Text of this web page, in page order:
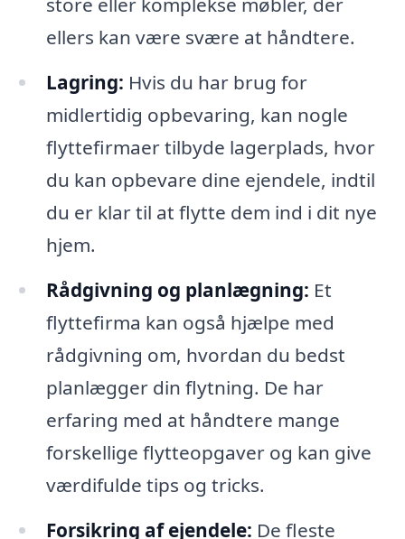
ellers kan være svære at håndtere.
Lagring: Hvis du har brug for
midlertidig opbevaring, kan nogle
flyttefirmaer tilbyde lagerplads, hvor
du kan opbevare dine ejendele, indtil
du er klar til at flytte dem ind i dit nye
hjem.
Rådgivning og planlægning: Et
flyttefirma kan også hjælpe med
rådgivning om, hvordan du bedst
planlægger din flytning. De har
erfaring med at håndtere mange
forskellige flytteopgaver og kan give
værdifulde tips og tricks.
Forsikring af ejendele: De fleste